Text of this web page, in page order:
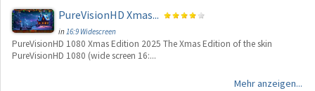
PureVisionHD Xmas...
in16:9 Widescreen
PureVisionHD 1080 Xmas Edition 2025 The Xmas Edition of the skin
PureVisionHD 1080 (wide screen 16:...
Mehr anzeigen...